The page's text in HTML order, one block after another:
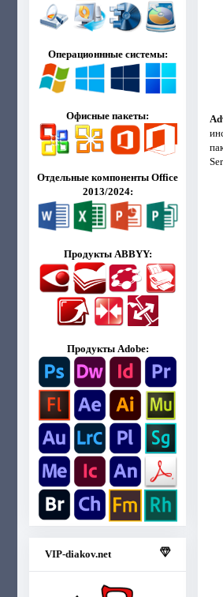
Операционнные системы:
Офисные пакеты:
Отдельные компоненты Office
2013/2024:
Продукты ABBYY:
Продукты Adobe:
VIP-diakov.net